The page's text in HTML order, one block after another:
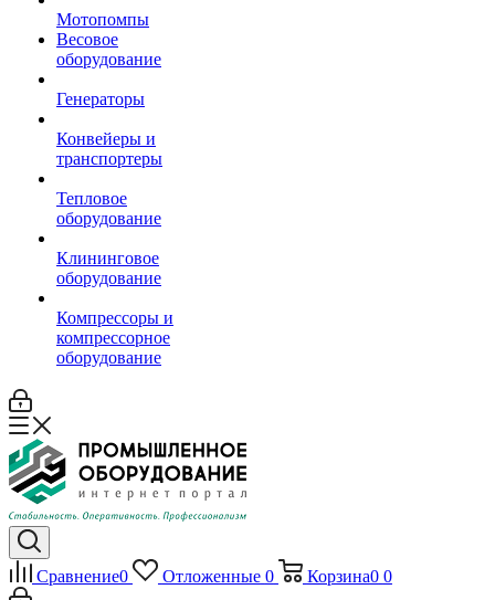
Мотопомпы
Весовое
оборудование
Генераторы
Конвейеры и
транспортеры
Тепловое
оборудование
Клининговое
оборудование
Компрессоры и
компрессорное
оборудование
Сравнение0 Отложенные 0 Корзина0 0